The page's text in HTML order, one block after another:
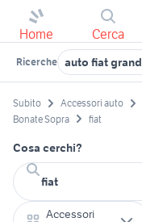
Home Cerca
Ricerche auto fiat
Subito Accessori auto
Bonate Sopra
fiat
Cosa cerchi?
Accessori